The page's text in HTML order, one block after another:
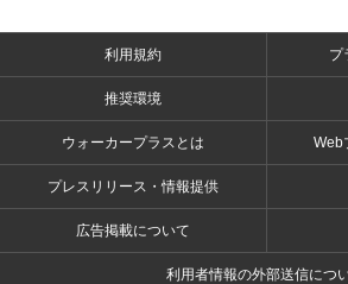
利用規約 プ
推奨環境
ウォーカープラスとは Web
プレスリリース・情報提供
広告掲載について
利用者情報の外部送信につ